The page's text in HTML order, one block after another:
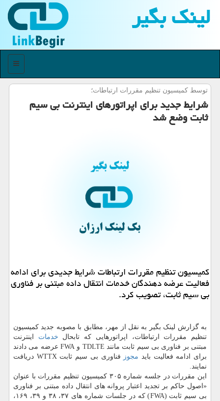
لینك بگیر
منو
توسط كمیسیون تنظیم مقررات ارتباطات؛
شرایط جدید برای اپراتورهای اینترنت بی سیم
ثابت وضع شد
كمیسیون تنظیم مقررات ارتباطات شرایط جدیدی برای ادامه
فعالیت عرضه دهندگان خدمات انتقال داده مبتنی بر فناوری
بی سیم ثابت، تصویب كرد.
به گزارش لینک بگیر به نقل از مهر، مطابق با مصوبه جدید کمیسیون
تنظیم مقررات ارتباطات، اپراتورهایی که تابحال خدمات اینترنت
مبتنی بر فناوری بی سیم ثابت مانند TDLTE و FWA عرضه می دادند
برای ادامه فعالیت باید مجوز
فناوری بی سیم ثابت WTTX دریافت
نمایند.
این مقررات در جلسه شماره ۳۰۵ کمیسیون تنظیم مقررات با عنوان
«اصول حاکم بر تجدید اعتبار پروانه های انتقال داده مبتنی بر فناوری
بی سیم ثابت (FWA) که در جلسات شماره های ۳۷، ۳۸ و ۳۹، ۱۶۹،